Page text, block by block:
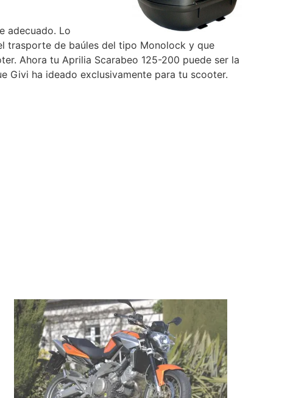
adecuado. Lo
trasporte de baúles del tipo Monolock y que
Ahora tu Aprilia Scarabeo 125-200 puede ser la
Givi ha ideado exclusivamente para tu scooter.